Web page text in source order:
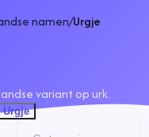
namen/Urgje
variant op urk.
Urgje